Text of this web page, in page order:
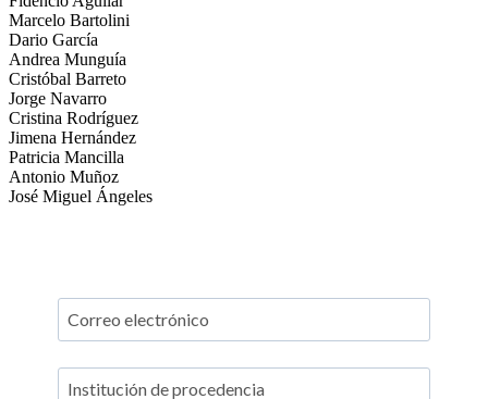
Marcelo Bartolini
Dario García
Andrea Munguía
Cristóbal Barreto
Jorge Navarro
Cristina Rodríguez
Jimena Hernández
Patricia Mancilla
Antonio Muñoz
José Miguel Ángeles